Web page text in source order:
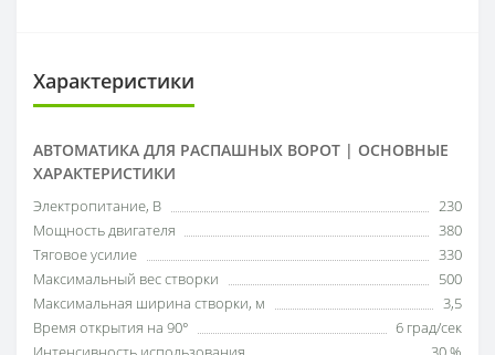
Характеристики
АВТОМАТИКА ДЛЯ РАСПАШНЫХ ВОРОТ | ОСНОВНЫЕ
ХАРАКТЕРИСТИКИ
Электропитание, В
230
Мощность двигателя
380
Тяговое усилие
330
Максимальный вес створки
500
Максимальная ширина створки, м
3,5
Время открытия на 90°
6 град/сек